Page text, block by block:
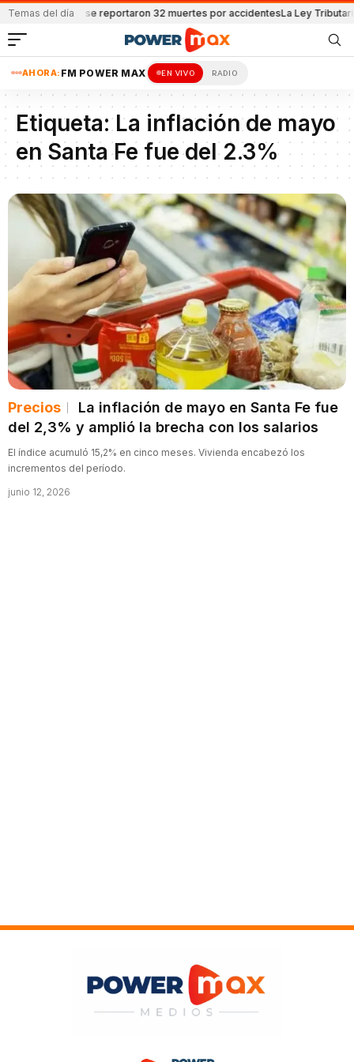
Temas del día
que va del año se reportaron 32 muertes por accidentesLa Ley
AHORA: FM POWER MAX EN VIVO RADIO
Etiqueta:La inflación de mayo
en Santa Fe fue del 2.3%
Precios
La inflación de mayo en Santa Fe fue
del 2,3% y amplió la brecha con los salarios
El índice acumuló 15,2% en cinco meses. Vivienda encabezó los
incrementos del período.
junio 12, 2026